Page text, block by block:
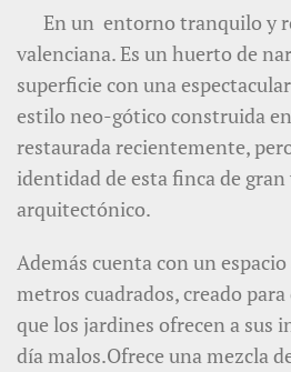
En un entorno tranquilo y
valenciana. Es un huerto de
superficie con una
estilo neo-gótico construida
restaurada recientemente,
identidad de esta finca de
arquitectónico.
Además cuenta con un
metros cuadrados, creado
que los jardines ofrecen a sus
día malos.Ofrece una mezcla